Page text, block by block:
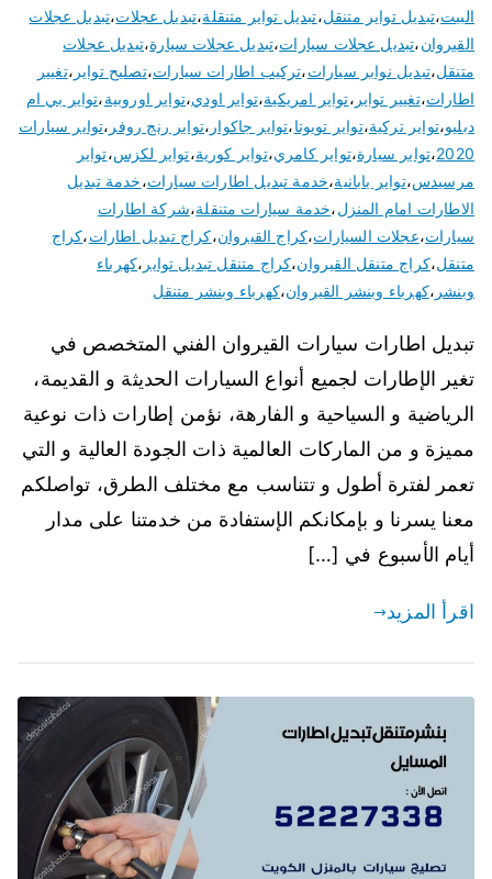
البيت،تبديل تواير متنقل،تبديل تواير متنقلة،تبديل عجلات،تبديل عجلات
القيروان،تبديل عجلات سيارات،تبديل عجلات سيارة،تبديل عجلات
متنقل،تبديل نوابر سيارات،تركيب اطارات سيارات،تصليح تواير ،تغيير
اطارات،تغيير تواير ،تواير امريكية،تواير اودي،تواير اوروبية،تواير بي ام
دبليو،تواير تركية،تواير تويوتا،تواير جاكوار ،تواير رنج روفر ،تواير سيارات
2020،تواير سيارة،تواير كامري،تواير كورية،تواير لكزس،تواير
مرسيدس،تواير يابانية،خدمة تبديل اطارات سيارات،خدمة تبديل
الاطارات امام المنزل،خدمة سيارات متنقلة،شركة اطارات
سيارات،عجلات السيارات،كراج القيروان،كراج تبديل اطارات،كراج
متنقل،كراج متنقل القيروان،كراج متنقل تبديل تواير ،كهرباء
وبنشر ،كهرباء وبنشر القيروان،كهرباء وبنشر متنقل
تبديل اطارات سيارات القيروان الفني المتخصص في
تغير الإطارات لجميع أنواع السيارات الحديثة و القديمة،
الرياضية و السياحية و الفارهة، نؤمن إطارات ذات نوعية
مميزة و من الماركات العالمية ذات الجودة العالية و التي
تعمر لفترة أطول و تتناسب مع مختلف الطرق، تواصلكم
معنا يسرنا و بإمكانكم الإستفادة من خدمتنا على مدار
أيام الأسبوع في […]
اقرأ المزيد